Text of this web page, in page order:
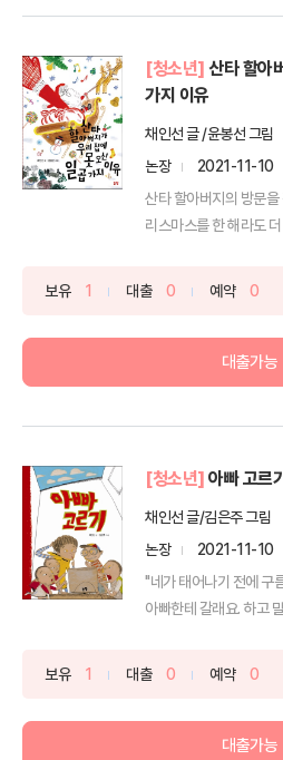
[청소년] 산타 할아
가지 이유
채인선 글 /윤봉선 그림
논장
2021-11-10
산타 할아버지의 방문
리스마스를 한 해라도
보유 1 대출 0 예약 0
대출가능
[청소년] 아빠 고르기
채인선 글/김은주 그림
논장
2021-11-10
"네가 태어나기 전에 구
아빠한테 갈래요. 하고
보유 1 대출 0 예약 0
대출가능